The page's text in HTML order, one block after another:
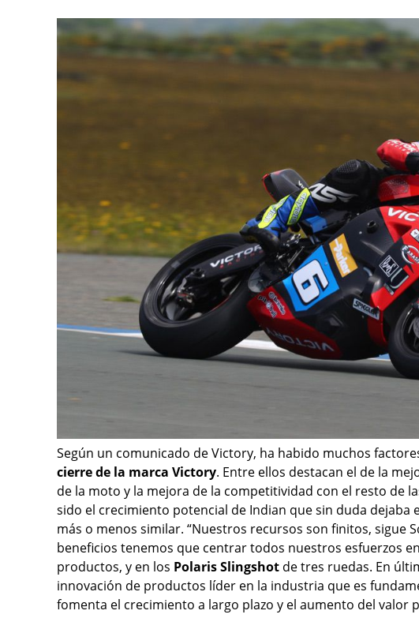
Según un comunicado de Victory, ha habido muchos
cierre de la marca Victory. Entre ellos destacan el de la
de la moto y la mejora de la competitividad con el resto de
sido el crecimiento potencial de Indian que sin duda dejaba
más o menos similar. “Nuestros recursos son finitos, sigue
beneficios tenemos que centrar todos nuestros esfuerzos
productos, y en los Polaris Slingshot de tres ruedas. En
innovación de productos líder en la industria que es
fomenta el crecimiento a largo plazo y el aumento del valor